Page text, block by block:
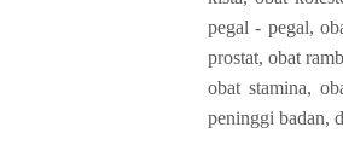
pegal - pegal,
prostat, obat
obat stamina,
peninggi badan,